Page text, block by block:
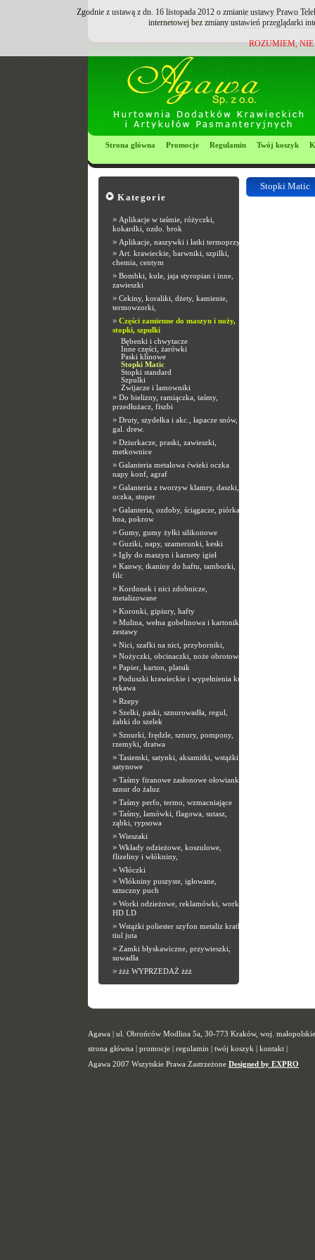
Zarejestruj się Login:
Strona główna Promocje Regulamin Twój koszyk
Kategorie
» Aplikacje w taśmie, różyczki,
kokardki, ozdo. brok
» Aplikacje, naszywki i łatki termoprzyle
» Art. krawieckie, barwniki, szpilki,
chemia, centym
» Bombki, kule, jaja styropian i inne,
zawieszki
» Cekiny, koraliki, dżety, kamienie,
termowzorki,
» Części zamienne do maszyn i noży,
stopki, szpulki
Bębenki i chwytacze
Inne części, żarówki
Paski klinowe
Stopki Matic
Stopki standard
Szpulki
Zwijacze i lamowniki
» Do bielizny, ramiączka, taśmy,
przedłużacz, fiszbi
» Druty, szydełka i akc., łapacze snów,
gal. drew.
» Dziurkacze, praski, zawieszki,
metkownice
» Galanteria metalowa ćwieki oczka
napy konf, agraf
» Galanteria z tworzyw klamry, daszki,
oczka, stoper
» Galanteria, ozdoby, ściągacze, piórka,
boa, pokrow
» Gumy, gumy żyłki silikonowe
» Guziki, napy, szamerunki, keski
» Igły do maszyn i karnety igieł
» Kanwy, tkaniny do haftu, tamborki,
filc
» Kordonek i nici zdobnicze,
metalizowane
» Koronki, gipiury, hafty
» Mulina, wełna gobelinowa i kartoniki,
zestawy
» Nici, szafki na nici, przyborniki,
» Nożyczki, obcinaczki, noże obrotowe
» Papier, karton, platsik
» Poduszki krawieckie i wypełnienia kuli
rękawa
» Rzepy
» Szelki, paski, sznurowadła, regul,
żabki do szelek
» Sznurki, frędzle, sznury, pompony,
rzemyki, dratwa
» Tasiemki, satynki, aksamitki, wstążki
satynowe
» Taśmy firanowe zasłonowe ołowianki,
sznur do żaluz
» Taśmy perfo, termo, wzmacniające
» Taśmy, lamówki, flagowa, sutasz,
ząbki, rypsowa
» Wieszaki
» Wkłady odzieżowe, koszulowe,
flizeliny i włókniny,
» Włóczki
» Włókniny puszyste, igłowane,
sztuczny puch
» Worki odzieżowe, reklamówki, worki
HD LD
» Wstążki poliester szyfon metaliz kratka
tiul juta
» Zamki błyskawiczne, przywieszki,
suwadła
» żżż WYPRZEDAŻ żżż
Stopki Matic
Agawa | ul. Obrońców Modlina 5a, 30-773 Kraków, woj.
strona główna
promocje regulamin twój koszyk kontakt
Agawa 2007 Wszytskie Prawa Zastrzeżone Designed by EXPRO
Zgodnie z ustawą z dn. 16 listopada 2012 o zmianie ustawy Prawo
internetowej bez zmiany ustawień przeglądarki
ROZUMIEM,